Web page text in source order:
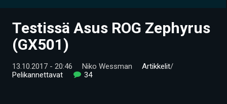
UUTISET
VIDEOT
Testissä Asus ROG Zephyrus
(GX501)
13.10.2017 - 20:46 Niko Wessman Artikkelit/
Pelikannettavat
34